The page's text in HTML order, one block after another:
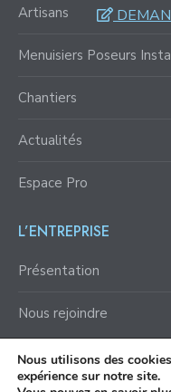
Artisans
Menuisiers Poseurs
Chantiers
Actualités
Espace Pro
L’ENTREPRISE
Présentation
Nous rejoindre
Trouvez nous sur :
Facebook
YouTube
LinkedInInstagram
Nous utilisons des
expérience sur notre site.